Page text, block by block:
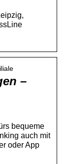
–
bequeme
auch mit
oder App